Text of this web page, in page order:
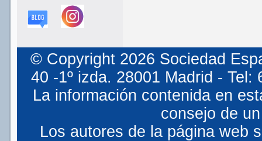
© Copyright 2026 Sociedad
40 -1º izda. 28001 Madrid -
La información contenida en
consejo de
Los autores de la página web